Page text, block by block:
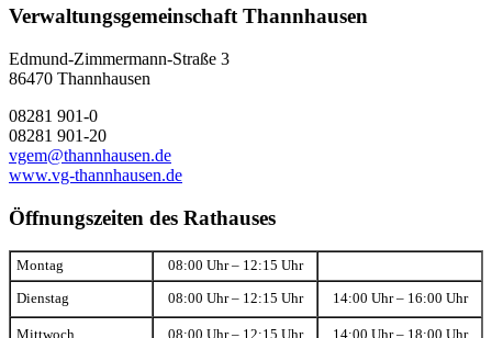
Verwaltungsgemeinschaft Thannhausen
Edmund-Zimmermann-Straße 3
86470 Thannhausen
08281 901-0
08281 901-20
vgem@thannhausen.de
www.vg-thannhausen.de
Öffnungszeiten des Rathauses
Montag 08:00 Uhr – 12:15 Uhr
Dienstag 08:00 Uhr – 12:15 Uhr 14:00 Uhr – 16:00 Uhr